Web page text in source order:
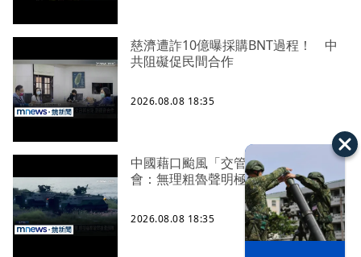
慈濟遭詐10億曝採購BNT過程！ 中
共阻礙促民間合作
2026.08.08 18:35
中國藉口颱風「交管」台海 陸委
會：無理粗魯聲明極其可笑
2026.08.08 18:35